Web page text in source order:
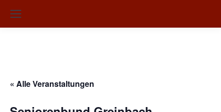
« Alle Veranstaltungen